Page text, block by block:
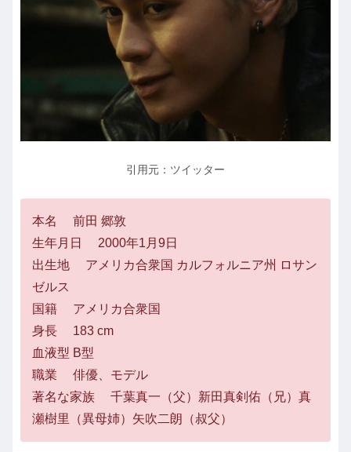
引用元：ツイッター
本名 前田 郷敦
生年月日 2000年1月9日
出生地 アメリカ合衆国 カルフォルニア州 ロサン
ゼルス
国籍 アメリカ合衆国
身長 183 cm
血液型 B型
職業 俳優、モデル
著名な家族 千葉真一（父）新田真剣佑（兄）真
瀬樹里（異母姉）矢吹二朗（叔父）